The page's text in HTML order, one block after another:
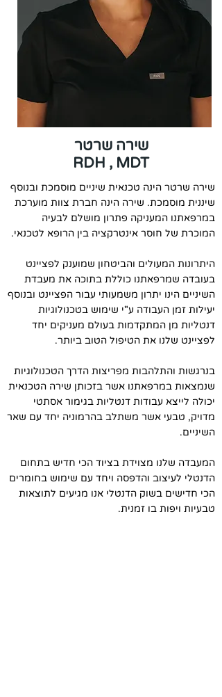
שירה שרטר
RDH , MDT
שירה שרטר הינה טכנאית שיניים מוסמכת ובנוסף
שיננית מוסמכת. שירה הינה חברת צוות מוערכת
במרפאתנו המעניקה פתרון מושלם לבעיה
המוכרת של חוסר אינטרקציה בין הרופא לטכנאי.
היתרונות המעולים והביטחון שמוענק לפציינט
בעובדה שמרפאתנו כוללת בתוכה את מעבדת
השיניים הינו יתרון משמעותי עבור הפציינט ובנוסף
יעילות זמן העבודה ע"י שימוש בטכנולוגיות
דנטליות מן המתקדמות בעולם מעניקים יחד
לפציינט שלנו את הטיפול הטוב ביותר.
בנרגשות והתלהבות מפריצות הדרך הטכנולוגיות
שנמצאות במרפאתנו אשר בזכותן שירה הטכנאית
יכולה לייצא עבודות דנטליות בגימור אסתטי
מדויק, טבעי אשר משתלב בהרמוניה יחד עם שאר
השיניים.
המעבדה שלנו מצוידת בציוד הכי חדיש בתחום
הדנטלי לעיצוב והדפסה ויחד עם שימוש בחומרים
הכי חדישים בשוק הדנטלי אנו מגיעים לתוצאות
טבעיות ויפות בו זמנית.